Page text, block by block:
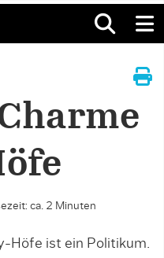
ca. 2 Minuten
Höfe ist ein Politikum.